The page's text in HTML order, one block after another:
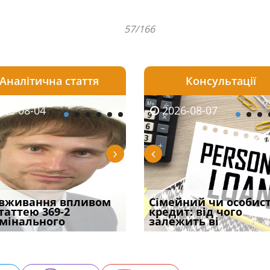
57/166
06
встановив для
шкоди
2026-08-06
Документи, на яких не
проставляється
апостиль: пер
Аналітична стаття
08-04
впливом
369-2
2026-08-04
Переоформлення
відстрочки за іншою
підставою: нов
Консультації
2026-08-05
потрібна ФОП
у 2026 році:
засто
2026-08-07
Сімейний чи
кредит: від чого
залежить ві
2026-07-30
Восьмий ААС
підтвердив, що
може скас